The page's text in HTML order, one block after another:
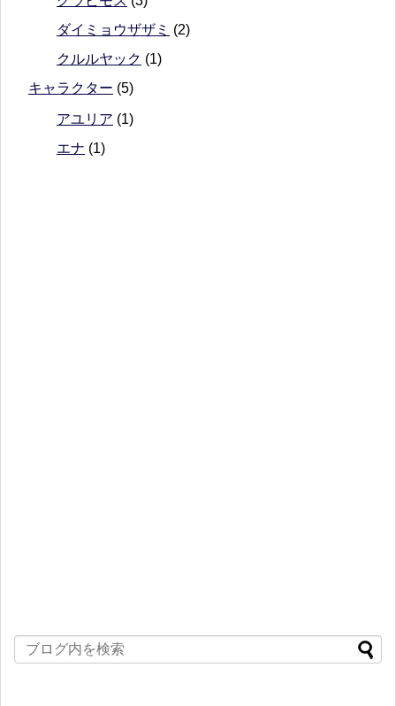
ダイミョウザザミ (2)
クルルヤック (1)
キャラクター (5)
アユリア (1)
エナ (1)